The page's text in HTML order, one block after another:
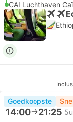
CAI Luchthaven
Goedkoopste
14:00 21:25